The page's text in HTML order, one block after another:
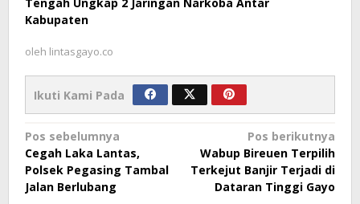
Kabupaten
oleh lintasgayo.co
Ikuti Kami Pada
Navigasi
pos
Pos sebelumnya
Cegah Laka Lantas,
Polsek Pegasing Tambal
Jalan Berlubang
Pos berikutnya
Wabup Bireuen Terpilih
Terkejut Banjir Terjadi di
Dataran Tinggi Gayo